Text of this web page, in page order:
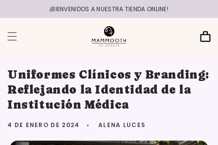
contenido
¡BIENVENIDOS A NUESTRA TIENDA ONLINE!
Carrito
Uniformes Clínicos y Branding:
Reflejando la Identidad de la
Institución Médica
4 DE ENERO DE 2024 ALENA LUCES